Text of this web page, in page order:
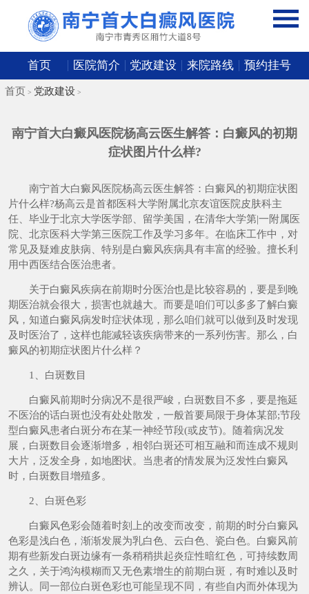
首页 医院简介 党政建设 来院路线 预约挂号
首页 > 党政建设 >
南宁首大白癜风医院杨高云医生解答：白癜风的初期
症状图片什么样?
南宁首大白癜风医院杨高云医生解答：白癜风的初期症状图
片什么样?杨高云是首都医科大学附属北京友谊医院皮肤科主
任、毕业于北京大学医学部、留学美国，在清华大学第|一附属医
院、北京医科大学第三医院工作及学习多年。在临床工作中，对
常见及疑难皮肤病、特别是白癜风疾病具有丰富的经验。擅长利
用中西医结合医治患者。
关于白癜风疾病在前期时分医治也是比较容易的，要是到晚
期医治就会很大，损害也就越大。而要是咱们可以多多了解白癜
风，知道白癜风病发时症状体现，那么咱们就可以做到及时发现
及时医治了，这样也能减轻该疾病带来的一系列伤害。那么，白
癜风的初期症状图片什么样？
1、白斑数目
白癜风前期时分病况不是很严峻，白斑数目不多，要是拖延
不医治的话白斑也没有处处散发，一般首要局限于身体某部;节段
型白癜风患者白斑分布在某一神经节段(或皮节)。随着病况发
展，白斑数目会逐渐增多，相邻白斑还可相互融和而连成不规则
大片，泛发全身，如地图状。当患者的情发展为泛发性白癜风
时，白斑数目增殖多。
2、白斑色彩
白癜风色彩会随着时刻上的改变而改变，前期的时分白癜风
色彩是浅白色，渐渐发展为乳白色、云白色、瓷白色。白癜风前
期有些新发白斑边缘有一条稍稍拱起炎症性暗红色，可持续数周
之久，关于鸿沟模糊而又无色素增生的前期白斑，有时难以及时
辨认。同一部位白斑色彩也可能呈现不同，有些自内而外体现为